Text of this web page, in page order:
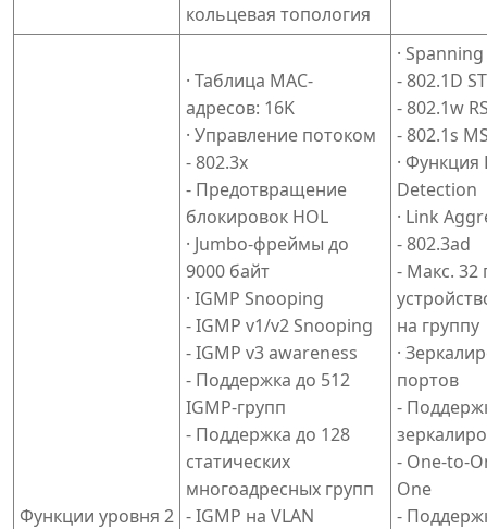
кольцевая топология
Функции уровня 2
· Таблица MAC-
адресов: 16K
· Управление потоком
- 802.3x
- Предотвращение
блокировок HOL
· Jumbo-фреймы до
9000 байт
· IGMP Snooping
- IGMP v1/v2 Snooping
- IGMP v3 awareness
- Поддержка до 512
IGMP-групп
- Поддержка до 128
статических
многоадресных групп
- IGMP на VLAN
·
- 802.1D
- 802.1w
- 802.1s
·
Detection
· Link
- 802.3ad
- Макс. 32
на группу
·
портов
-
- One-to-
One
-